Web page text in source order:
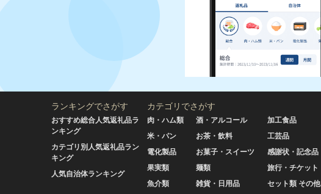
ランキングでさがす
おすすめ総合人気返礼品ラ
ンキング
カテゴリ別人気返礼品ラン
キング
人気自治体ランキング
カテゴリでさがす
肉・ハム類
米・パン
電化製品
果実類
魚介類
酒・アルコール
お茶・飲料
お菓子・スイーツ
麺類
雑貨・日用品
加工食品
工芸品
感謝状・記念品
旅行・チケット
セット類 その他